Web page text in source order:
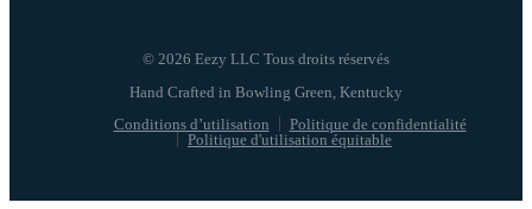
© 2026 Eezy LLC Tous droits réservés
Conditions d’utilisation
Politique de confidentialité
Politique d'utilisation équitable